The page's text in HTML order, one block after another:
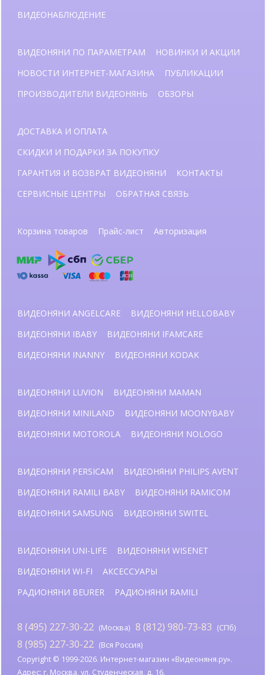
ВИДЕОНАБЛЮДЕНИЕ
ВИДЕОНЯНИ ПО ПАРАМЕТРАМ
НОВИНКИ И АКЦИИ
НОВОСТИ ИНТЕРНЕТ-МАГАЗИНА
ПУБЛИКАЦИИ
ПРОИЗВОДИТЕЛИ ВИДЕОНЯНЬ
ОБЗОРЫ
ДОСТАВКА И ОПЛАТА
СКИДКИ И ПОДАРКИ ЗА ПОКУПКУ
ГАРАНТИЯ И ВОЗВРАТ ВИДЕОНЯНИ
КОНТАКТЫ
СЕРВИСНЫЕ ЦЕНТРЫ
ОБРАТНАЯ СВЯЗЬ
Корзина товаров Прайс-лист Авторизация
ВИДЕОНЯНИ ANGELCARE
ВИДЕОНЯНИ HELLOBABY
ВИДЕОНЯНИ IBABY
ВИДЕОНЯНИ IFAMCARE
ВИДЕОНЯНИ INANNY
ВИДЕОНЯНИ KODAK
ВИДЕОНЯНИ LUVION
ВИДЕОНЯНИ MAMAN
ВИДЕОНЯНИ MINILAND
ВИДЕОНЯНИ MOONYBABY
ВИДЕОНЯНИ MOTOROLA
ВИДЕОНЯНИ NOLOGO
ВИДЕОНЯНИ PERSICAM
ВИДЕОНЯНИ PHILIPS AVENT
ВИДЕОНЯНИ RAMILI BABY
ВИДЕОНЯНИ RAMICOM
ВИДЕОНЯНИ SAMSUNG
ВИДЕОНЯНИ SWITEL
ВИДЕОНЯНИ UNI-LIFE
ВИДЕОНЯНИ WISENET
ВИДЕОНЯНИ WI-FI
АКСЕССУАРЫ
РАДИОНЯНИ BEURER
РАДИОНЯНИ RAMILI
8 (495) 227-30-22 (Москва) 8 (812) 980-73-83 (СПб)
8 (985) 227-30-22 (Вся Россия)
Copyright © 1999-2026. Интернет-магазин «Видеоняня.ру».
Адрес: г. Москва, ул. Студенческая, д. 16.